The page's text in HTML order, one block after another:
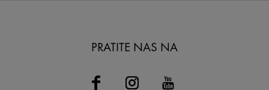
PRATITE NAS NA